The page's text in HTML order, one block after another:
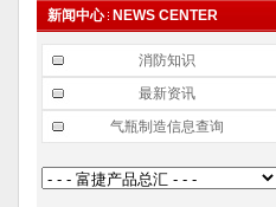
新闻中心 NEWS CENTER
消防知识
最新资讯
气瓶制造信息查询